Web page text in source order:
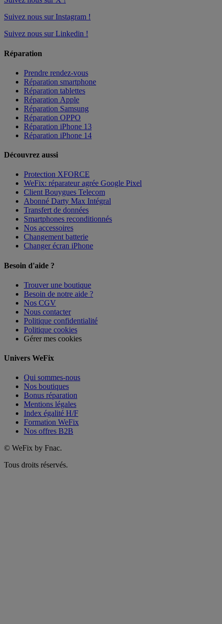
Suivez nous sur Instagram !
Suivez nous sur Linkedin !
Réparation
Prendre rendez-vous
Réparation smartphone
Réparation tablettes
Réparation Apple
Réparation Samsung
Réparation OPPO
Réparation iPhone 13
Réparation iPhone 14
Découvrez aussi
Protection XFORCE
WeFix: réparateur agrée Google Pixel
Client Bouygues Telecom
Abonné Darty Max Intégral
Transfert de données
Smartphones reconditionnés
Nos accessoires
Changement batterie
Changer écran iPhone
Besoin d'aide ?
Trouver une boutique
Besoin de notre aide ?
Nos CGV
Nous contacter
Politique confidentialité
Politique cookies
Gérer mes cookies
Univers WeFix
Qui sommes-nous
Nos boutiques
Bonus réparation
Mentions légales
Index égalité H/F
Formation WeFix
Nos offres B2B
© WeFix by Fnac.
Tous droits réservés.